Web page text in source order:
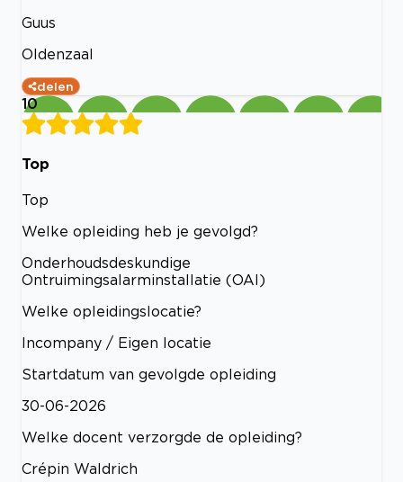
Guus
Oldenzaal
delen
10
Top
Top
Welke opleiding heb je gevolgd?
Onderhoudsdeskundige
Ontruimingsalarminstallatie (OAI)
Welke opleidingslocatie?
Incompany / Eigen locatie
Startdatum van gevolgde opleiding
30-06-2026
Welke docent verzorgde de opleiding?
Crépin Waldrich